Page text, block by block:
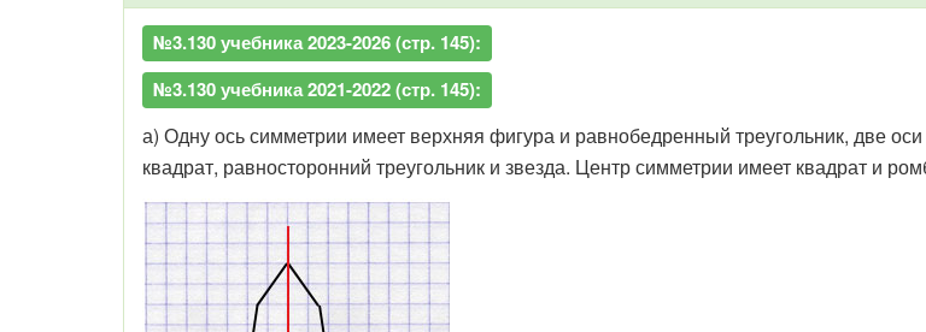
№3.130 учебника 2023-2026 (стр. 145):
№3.130 учебника 2021-2022 (стр. 145):
а) Одну ось симметрии имеет верхняя фигура и равнобедренный треугольник, две
квадрат, равносторонний треугольник и звезда. Центр симметрии имеет квадрат и